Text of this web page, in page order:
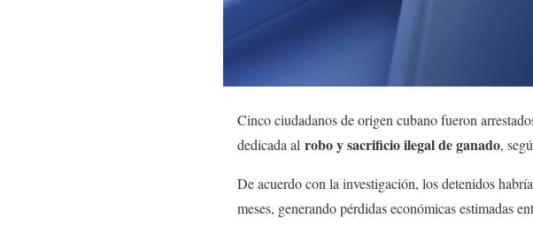
Cinco ciudadanos de origen cubano fueron
dedicada al robo y sacrificio ilegal de ganado,
De acuerdo con la investigación, los detenidos
meses, generando pérdidas económicas estimadas